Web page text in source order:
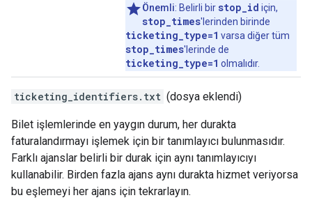
Önemli: Belirli bir stop_id için,
stop_times'lerinden birinde
ticketing_type=1 varsa diğer tüm
stop_times'lerinde de
ticketing_type=1 olmalıdır.
ticketing_identifiers.txt (dosya eklendi)
Bilet işlemlerinde en yaygın durum, her durakta
faturalandırmayı işlemek için bir tanımlayıcı bulunmasıdır.
Farklı ajanslar belirli bir durak için aynı tanımlayıcıyı
kullanabilir. Birden fazla ajans aynı durakta hizmet veriyorsa
bu eşlemeyi her ajans için tekrarlayın.